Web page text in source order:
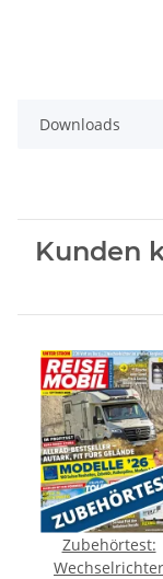
Downloads
Kunden
Zubehörtest:
Wechselrichter